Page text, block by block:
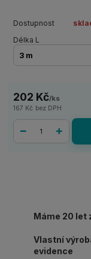
Dostupnost
Délka L
202 Kč/ks
167 Kč bez DPH
Máme 20 let
Vlastní
evidence